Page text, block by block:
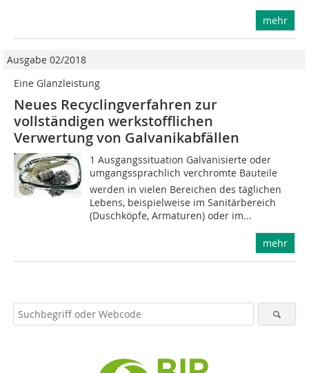
mehr
Ausgabe 02/2018
Eine Glanzleistung
Neues Recyclingverfahren zur
vollständigen werkstofflichen
Verwertung von Galvanikabfällen
1 Ausgangssituation Galvanisierte oder
umgangssprachlich verchromte Bauteile
werden in vielen Bereichen des täglichen
Lebens, beispielweise im Sanitärbereich
(Duschköpfe, Armaturen) oder im...
mehr